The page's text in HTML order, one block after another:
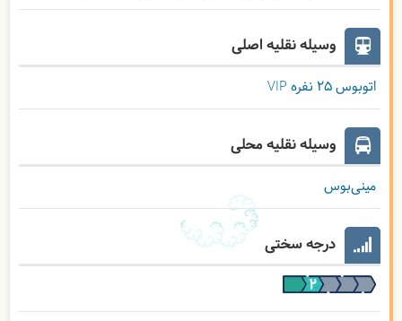
وسیله نقلیه اصلی
اتوبوس ۲۵ نفره VIP
وسیله نقلیه محلی
مینی‌بوس
درجه سختی